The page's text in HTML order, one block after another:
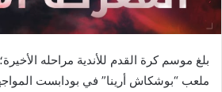
ملعب “بوشكاش أرينا” في بودابست